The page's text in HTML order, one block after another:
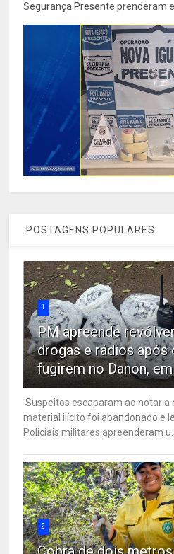
Segurança Presente prenderam
POSTAGENS POPULARES
1
PM apreende
drogas e rádios
fugirem no Danon,
Suspeitos escaparam ao notar a
material ilícito foi abandonado e
Policiais militares apreenderam
2